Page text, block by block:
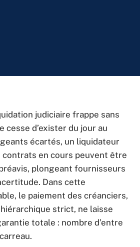
judiciaire frappe sans
cesse d’exister du jour au
écartés, un liquidateur
contrats en cours peuvent être
plongeant fournisseurs
Dans cette
le paiement des créanciers,
strict, ne laisse
totale : nombre d’entre